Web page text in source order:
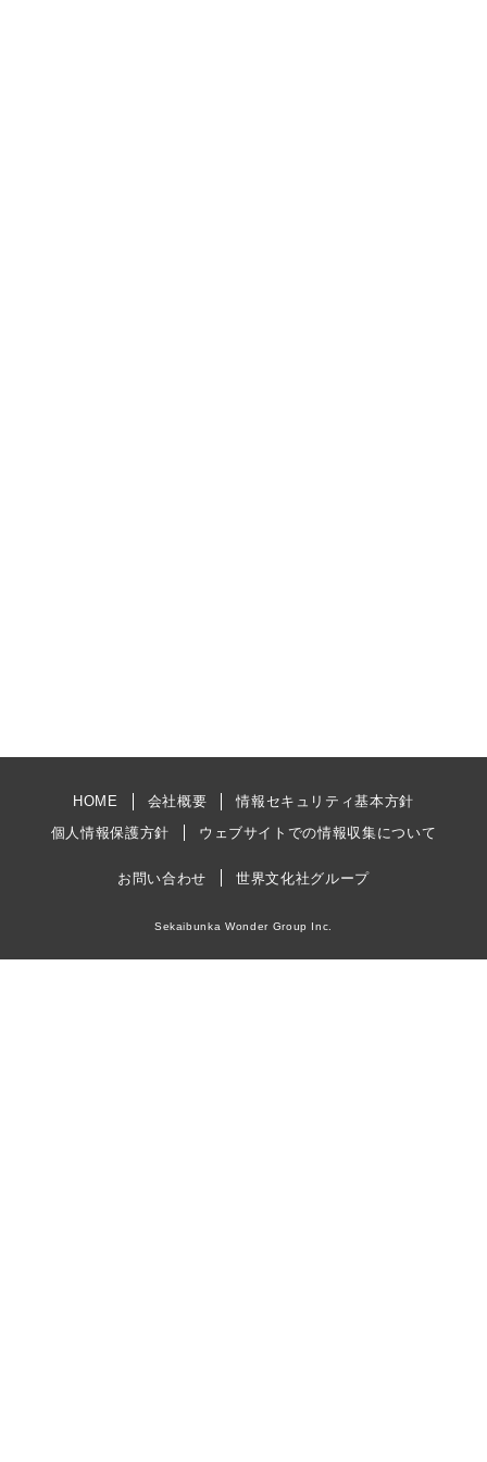
HOME 会社概要
情報セキュリティ基本方針
個人情報保護方針
ウェブサイトでの情報収集について
お問い合わせ 世界文化社グループ
Sekaibunka Wonder Group Inc.